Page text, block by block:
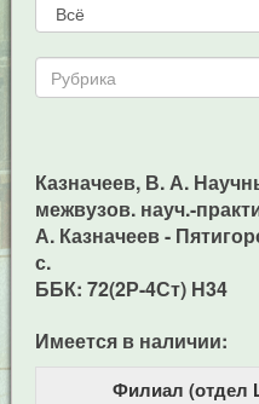
Казначеев, В. А.
межвузов. науч.-
А. Казначеев -
с.
ББК: 72(2Р-4Ст) Н34
Имеется в наличии:
Филиал (отдел